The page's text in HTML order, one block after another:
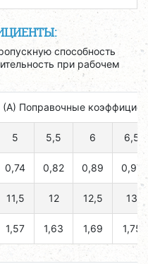
способность
при рабочем
(А) Поправочные
5 5,5 6 6,5
0,74 0,82 0,89 0,97
11,5 12 12,5 13
1,57 1,63 1,69 1,75